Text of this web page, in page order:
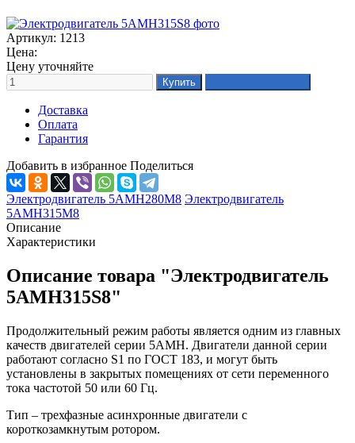
Артикул: 1213
Цена:
Цену уточняйте
Доставка
Оплата
Гарантия
Добавить в избранное Поделиться
Электродвигатель 5АМН280М8 Электродвигатель
5АМН315М8
Описание
Характеристики
Описание товара "Электродвигатель
5АМН315S8"
Продолжительный режим работы является одним из главных
качеств двигателей серии 5АМН. Двигатели данной серии
работают согласно S1 по ГОСТ 183, и могут быть
установлены в закрытых помещениях от сети переменного
тока частотой 50 или 60 Гц.
Тип – трехфазные асинхронные двигатели с
короткозамкнутым ротором.